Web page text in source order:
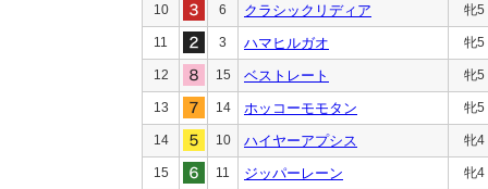
10 6 クラシックリディア 牝5
11 3 ハマヒルガオ 牝5
12 15 ベストレート 牝5
13 14 ホッコーモモタン 牝5
14 10 ハイヤーアプシス 牝4
15 11 ジッパーレーン 牝4